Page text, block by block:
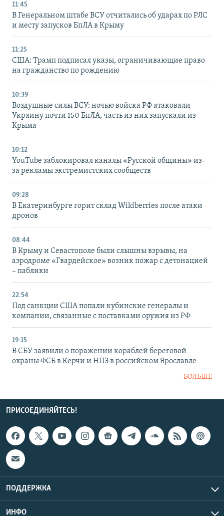
11:45
В Генеральном штабе ВСУ отчитались об ударах по РЛС
и месту запусков БпЛА в Крыму
11:25
США: Трамп подписал указы, ограничивающие право
на гражданство по рождению
10:39
Воздушные силы ВСУ: ночью войска РФ атаковали
Украину почти 150 БпЛА, часть из них запускали из
Крыма
10:12
YouTube заблокировал каналы «Русской общины» из-
за рекламы экстремистских сообществ
09:28
В Екатеринбурге горит склад Wildberries после атаки
дронов
08:44
В Крыму и Севастополе были слышны взрывы, на
аэродроме «Гвардейское» возник пожар с детонацией
– паблики
22:54
Под санкции США попали кубинские генералы и
компании, связанные с поставками оружия из РФ
19:15
В СБУ заявили о поражении кораблей береговой
охраны ФСБ в Керчи и НПЗ в российском Ярославле
БОЛЬШЕ
ПРИСОЕДИНЯЙТЕСЬ!
ПОДДЕРЖКА
ИНФО